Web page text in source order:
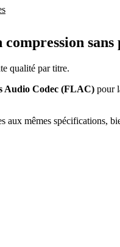
sans
qualité par titre.
Audio Codec (FLAC) pour
aux mêmes spécifications,